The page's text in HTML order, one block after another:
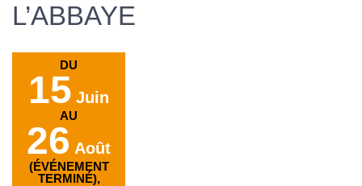
L’ABBAYE
DU
15 Juin
AU
26 Août
(ÉVÉNEMENT
TERMINÉ),